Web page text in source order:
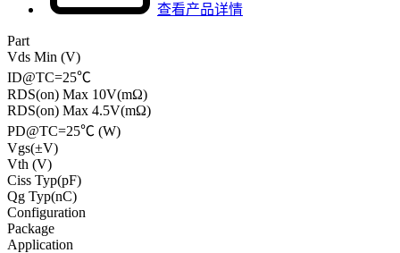
查看产品详情
Part
Vds Min (V)
ID@TC=25℃
RDS(on) Max 10V(mΩ)
RDS(on) Max 4.5V(mΩ)
PD@TC=25℃ (W)
Vgs(±V)
Vth (V)
Ciss Typ(pF)
Qg Typ(nC)
Configuration
Package
Application